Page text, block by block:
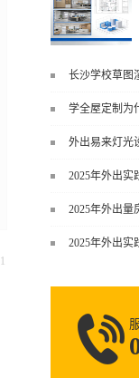
长沙学校草图
学全屋定制为
外出易来灯光
2025年外出实
2025年外出量
2025年外出实